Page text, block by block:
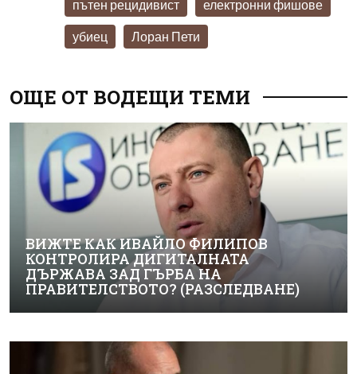
пътен рецидивист електронни фишове
убиец Лоран Пети
ОЩЕ ОТ ВОДЕЩИ ТЕМИ
ВИЖТЕ КАК ИВАЙЛО ФИЛИПОВ
КОНТРОЛИРА ДИГИТАЛНАТА
ДЪРЖАВА ЗАД ГЪРБА НА
ПРАВИТЕЛСТВОТО? (РАЗСЛЕДВАНЕ)